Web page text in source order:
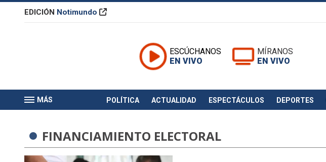
EDICIÓN Notimundo
ESCÚCHANOS
EN VIVO
MÍRANOS
EN VIVO
MÁS POLÍTICA ACTUALIDAD ESPECTÁCULOS DEPORTES
FINANCIAMIENTO ELECTORAL